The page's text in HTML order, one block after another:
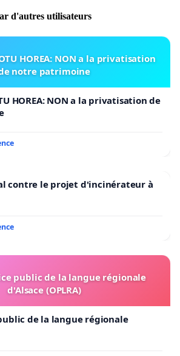
d'autres utilisateurs
HOREA: NON a la privatisation
notre patrimoine
HOREA: NON a la privatisation de
contre le projet d'incinérateur à
public de la langue régionale
d'Alsace (OPLRA)
de la langue régionale